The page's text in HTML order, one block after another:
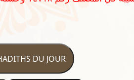
DU JOUR